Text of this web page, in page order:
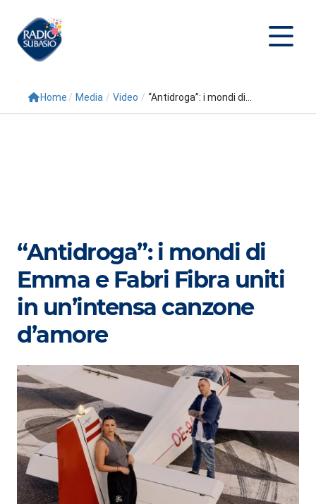
Cerca
Conduttori
Repliche
Podcast
3xTe
Interviste
Playlist
Novità
Subasio Playlist
Web Radio
Home / Media / Video / “Antidroga”: i mondi di...
“Antidroga”: i mondi di
Emma e Fabri Fibra uniti
in un’intensa canzone
d’amore